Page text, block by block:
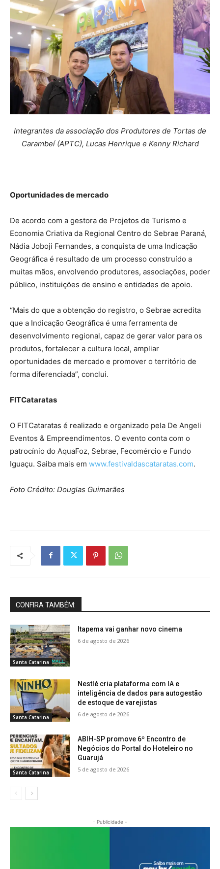
Integrantes da associação dos Produtores de Tortas de
Carambeí (APTC), Lucas Henrique e Kenny Richard
Oportunidades de mercado
De acordo com a gestora de Projetos de Turismo e
Economia Criativa da Regional Centro do Sebrae Paraná,
Nádia Joboji Fernandes, a conquista de uma Indicação
Geográfica é resultado de um processo construído a
muitas mãos, envolvendo produtores, associações, poder
público, instituições de ensino e entidades de apoio.
“Mais do que a obtenção do registro, o Sebrae acredita
que a Indicação Geográfica é uma ferramenta de
desenvolvimento regional, capaz de gerar valor para os
produtos, fortalecer a cultura local, ampliar
oportunidades de mercado e promover o território de
forma diferenciada”, conclui.
FITCataratas
O FITCataratas é realizado e organizado pela De Angeli
Eventos & Empreendimentos. O evento conta com o
patrocínio do AquaFoz, Sebrae, Fecomércio e Fundo
Iguaçu. Saiba mais em www.festivaldascataratas.com.
Foto Crédito: Douglas Guimarães
CONFIRA TAMBÉM:
Santa Catarina
Itapema vai ganhar novo cinema
6 de agosto de 2026
Santa Catarina
Nestlé cria plataforma com IA e
inteligência de dados para autogestão
de estoque de varejistas
6 de agosto de 2026
Santa Catarina
ABIH-SP promove 6º Encontro de
Negócios do Portal do Hoteleiro no
Guarujá
5 de agosto de 2026
- Publicidade -